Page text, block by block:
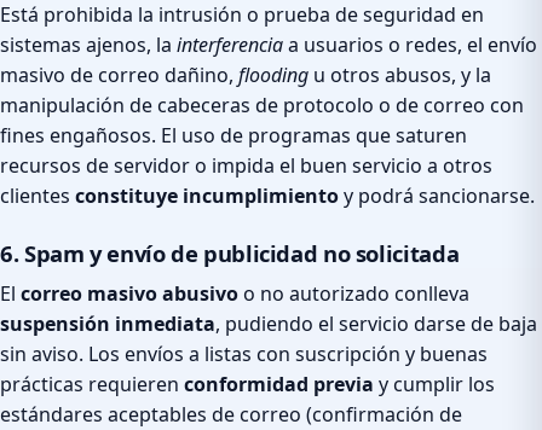
Está prohibida la intrusión o prueba de seguridad en
sistemas ajenos, la interferenciaa usuarios o redes, el envío
masivo de correo dañino, flooding u otros abusos, y la
manipulación de cabeceras de protocolo o de correo con
fines engañosos. El uso de programas que saturen
recursos de servidor o impida el buen servicio a otros
clientes constituye incumplimientoy podrá sancionarse.
6. Spam y envío de publicidad no solicitada
El correo masivo abusivoo no autorizado conlleva
suspensión inmediata, pudiendo el servicio darse de baja
sin aviso. Los envíos a listas con suscripción y buenas
prácticas requieren conformidad previa y cumplir los
estándares aceptables de correo (confirmación de